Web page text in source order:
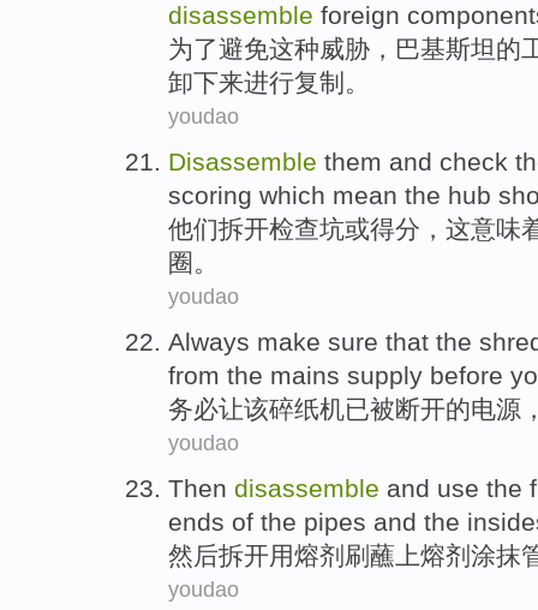
disassemble foreign
为了避免这种威胁 ， 巴基斯坦的
卸下来进行复制 。
youdao
Disassemble them and check
scoring which mean the hub
他们拆开检查坑或得分 ， 这意味
圈 。
youdao
Always make sure that the
from the mains supply before
务必让该碎纸机已被断开的电源
youdao
Then disassemble and use the
ends of the pipes and the
然后拆开用熔剂刷蘸上熔剂涂抹
youdao